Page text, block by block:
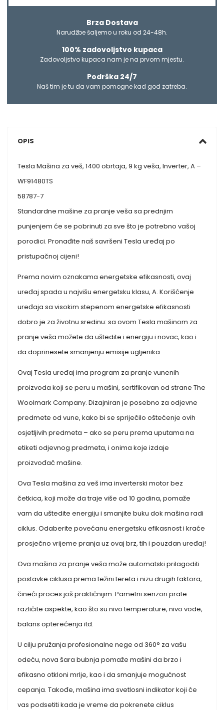
Brza Dostava
Narudžbe šaljemo u roku od 24-48h.
100% zadovoljstvo kupaca
Zadovoljstvo kupaca nam je na prvom mjestu.
Podrška 24/7
Naš tim je tu da vam pomogne kad god zatreba.
OPIS
Tesla Mašina za veš, 1400 obrtaja, 9 kg veša, Inverter, A –
WF91480TS
58787-7
Standardne mašine za pranje veša sa prednjim
punjenjem će se pobrinuti za sve što je potrebno vašoj
porodici. Pronađite naš savršeni Tesla uređaj po
pristupačnoj cijeni!
Prema novim oznakama energetske efikasnosti, ovaj
uređaj spada u najvišu energetsku klasu, A. Korišćenje
uređaja sa visokim stepenom energetske efikasnosti
dobro je za životnu sredinu: sa ovom Tesla mašinom za
pranje veša možete da uštedite i energiju i novac, kao i
da doprinesete smanjenju emisije ugljenika.
Ovaj Tesla uređaj ima program za pranje vunenih
proizvoda koji se peru u mašini, sertifikovan od strane The
Woolmark Company. Dizajniran je posebno za odjevne
predmete od vune, kako bi se spriječilo oštećenje ovih
osjetljivih predmeta – ako se peru prema uputama na
etiketi odjevnog predmeta, i onima koje izdaje
proizvođač mašine.
Ova Tesla mašina za veš ima inverterski motor bez
četkica, koji može da traje više od 10 godina, pomaže
vam da uštedite energiju i smanjite buku dok mašina radi
ciklus. Odaberite povećanu energetsku efikasnost i kraće
prosječno vrijeme pranja uz ovaj brz, tih i pouzdan uređaj!
Ova mašina za pranje veša može automatski prilagoditi
postavke ciklusa prema težini tereta i nizu drugih faktora,
čineći proces još praktičnijim. Pametni senzori prate
različite aspekte, kao što su nivo temperature, nivo vode,
balans opterećenja itd.
U cilju pružanja profesionalne nege od 360° za vašu
odeću, nova šara bubnja pomaže mašini da brzo i
efikasno otkloni mrlje, kao i da smanjuje mogućnost
cepanja. Takođe, mašina ima svetlosni indikator koji će
vas podsetiti kada je vreme da pokrenete ciklus